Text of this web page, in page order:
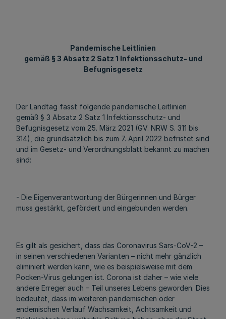
Pandemische Leitlinien
gemäß § 3 Absatz 2 Satz 1 Infektionsschutz- und
Befugnisgesetz
Der Landtag fasst folgende pandemische Leitlinien
gemäß § 3 Absatz 2 Satz 1 Infektionsschutz- und
Befugnisgesetz vom 25. März 2021 (GV. NRW S. 311 bis
314), die grundsätzlich bis zum 7. April 2022 befristet sind
und im Gesetz- und Verordnungsblatt bekannt zu machen
sind:
- Die Eigenverantwortung der Bürgerinnen und Bürger
muss gestärkt, gefördert und eingebunden werden.
Es gilt als gesichert, dass das Coronavirus Sars-CoV-2 –
in seinen verschiedenen Varianten – nicht mehr gänzlich
eliminiert werden kann, wie es beispielsweise mit dem
Pocken-Virus gelungen ist. Corona ist daher – wie viele
andere Erreger auch – Teil unseres Lebens geworden. Dies
bedeutet, dass im weiteren pandemischen oder
endemischen Verlauf Wachsamkeit, Achtsamkeit und